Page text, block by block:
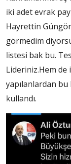
iki adet evrak
Hayrettin
görmedim
listesi bak bu.
Lideriniz.Hem de
yapılanlardan
kullandı.